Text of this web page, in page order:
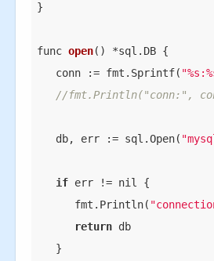
}
func open( ) *sql.DB {
conn := fmt.Sprintf(
//fmt.Println("conn:",
db, err := sql.Open(
if err != nil {
fmt.Println(
return db
}